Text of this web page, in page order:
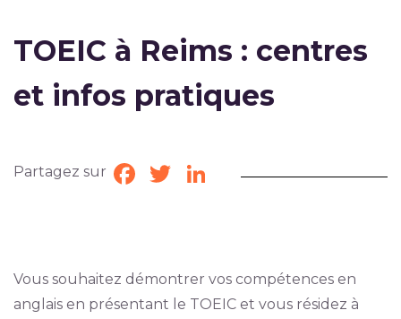
TOEIC à Reims : centres
et infos pratiques
Partagez sur Facebook
TwitterLinkedIn
Vous souhaitez démontrer vos compétences en
anglais en présentant le TOEIC et vous résidez à